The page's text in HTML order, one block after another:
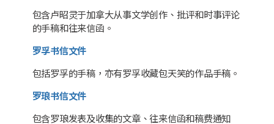
包含卢昭灵于加拿大从事文学创作、批评和时事评论
的手稿和往来信函。
罗孚书信文件
包括罗孚的手稿，亦有罗孚收藏包天笑的作品手稿。
罗琅书信文件
包含罗琅发表及收集的文章、往来信函和稿费通知